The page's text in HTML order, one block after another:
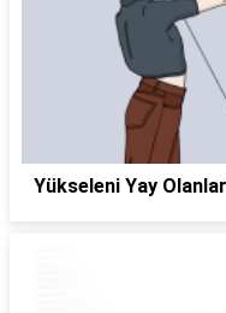
Yükseleni Yay